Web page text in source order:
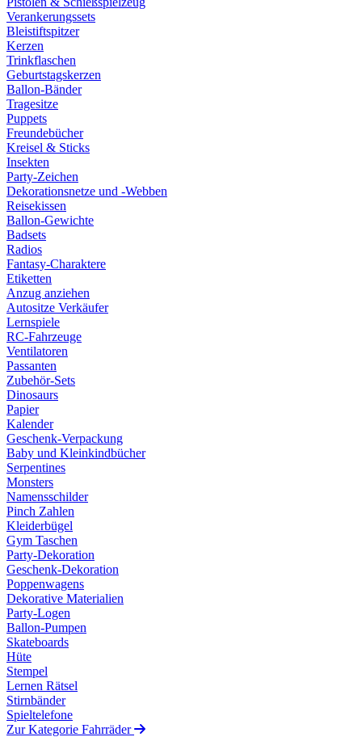
Verankerungssets
Bleistiftspitzer
Kerzen
Trinkflaschen
Geburtstagskerzen
Ballon-Bänder
Tragesitze
Puppets
Freundebücher
Kreisel & Sticks
Insekten
Party-Zeichen
Dekorationsnetze und -Webben
Reisekissen
Ballon-Gewichte
Badsets
Radios
Fantasy-Charaktere
Etiketten
Anzug anziehen
Autositze Verkäufer
Lernspiele
RC-Fahrzeuge
Ventilatoren
Passanten
Zubehör-Sets
Dinosaurs
Papier
Kalender
Geschenk-Verpackung
Baby und Kleinkindbücher
Serpentines
Monsters
Namensschilder
Pinch Zahlen
Kleiderbügel
Gym Taschen
Party-Dekoration
Geschenk-Dekoration
Poppenwagens
Dekorative Materialien
Party-Logen
Ballon-Pumpen
Skateboards
Hüte
Stempel
Lernen Rätsel
Stirnbänder
Spieltelefone
Zur Kategorie Fahrräder